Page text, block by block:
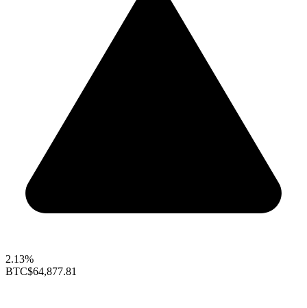
2.13%
BTC$64,877.81